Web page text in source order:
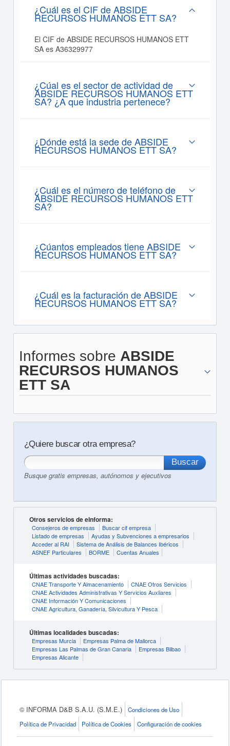
¿Cuál es el CIF de ABSIDE
RECURSOS HUMANOS ETT SA?
El CIF de ABSIDE RECURSOS HUMANOS ETT
SA es A36329977
¿Cúal es el sector de actividad de
ABSIDE RECURSOS HUMANOS ETT
SA? ¿A que industria pertenece?
¿Dónde está la sede de ABSIDE
RECURSOS HUMANOS ETT SA?
¿Cuál es el número de teléfono de
ABSIDE RECURSOS HUMANOS ETT
SA?
¿Cúantos empleados tiene ABSIDE
RECURSOS HUMANOS ETT SA?
¿Cuál es la facturación de ABSIDE
RECURSOS HUMANOS ETT SA?
Informes sobre ABSIDE
RECURSOS HUMANOS
ETT SA
¿Quiere buscar otra empresa?
Busque gratis empresas, autónomos y ejecutivos
Otros servicios de eInforma:
Consejeros de empresas
Buscar cif empresa
Listado de empresas
Ayudas y Subvenciones a empresarios
Acceder al RAI
Sistema de Análisis de Balances Ibéricos
ASNEF Particulares
BORME Cuentas Anuales
Últimas actividades buscadas:
CNAE Transporte Y Almacenamiento
CNAE Otros Servicios
CNAE Actividades Administrativas Y Servicios Auxliares
CNAE Información Y Comunicaciones
CNAE Agricultura, Ganadería, Silvicultura Y Pesca
Últimas localidades buscadas:
Empresas Murcia
Empresas Palma de Mallorca
Empresas Las Palmas de Gran Canaria
Empresas Bilbao
Empresas Alicante
© INFORMA D&B S.A.U. (S.M.E.)
Condiciones de Uso
Política de Privacidad
Política de Cookies Configuración de cookies